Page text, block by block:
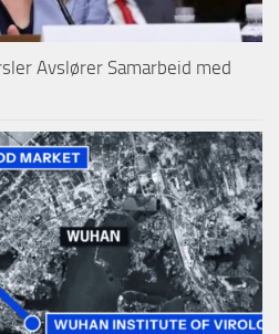
Avslører Samarbeid med